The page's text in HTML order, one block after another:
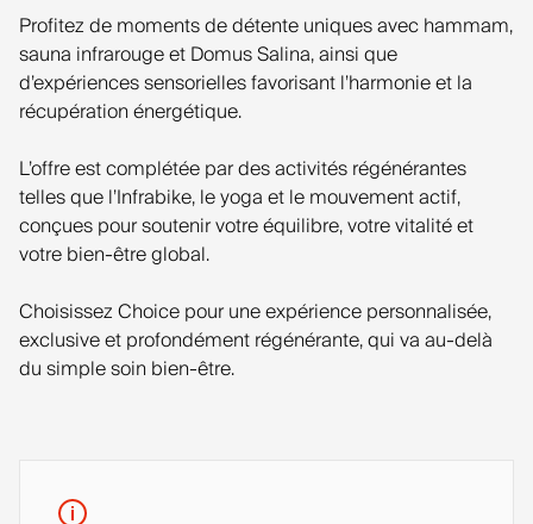
Profitez de moments de détente uniques avec hammam,
sauna infrarouge et Domus Salina, ainsi que
d’expériences sensorielles favorisant l’harmonie et la
récupération énergétique.
L’offre est complétée par des activités régénérantes
telles que l’Infrabike, le yoga et le mouvement actif,
conçues pour soutenir votre équilibre, votre vitalité et
votre bien-être global.
Choisissez Choice pour une expérience personnalisée,
exclusive et profondément régénérante, qui va au-delà
du simple soin bien-être.